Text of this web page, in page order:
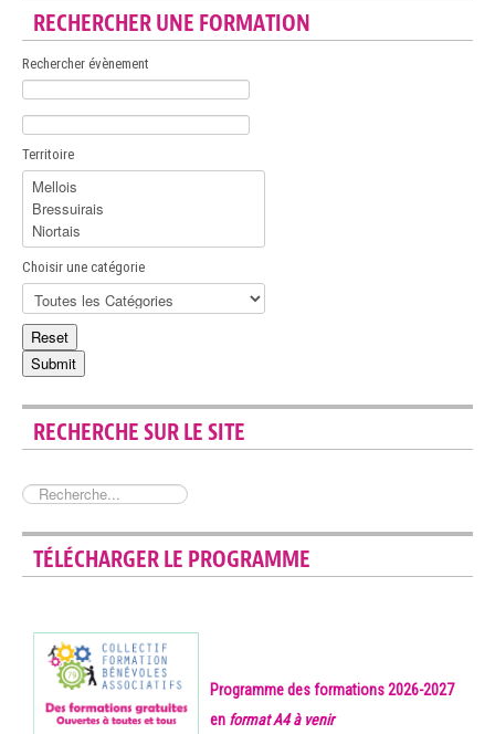
RECHERCHER UNE FORMATION
Rechercher évènement
Territoire
Choisir une catégorie
Choisissez une catégorie pour filtrer la liste
RECHERCHE SUR LE SITE
TÉLÉCHARGER LE PROGRAMME
Programme des formations 2026-2027
en format A4à venir